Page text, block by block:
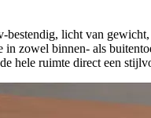
bestendig, licht van
in zowel binnen- als
hele ruimte direct een